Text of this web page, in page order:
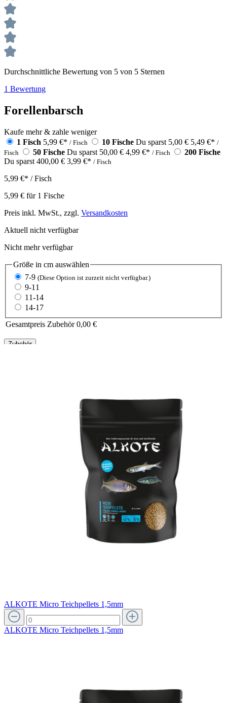
Durchschnittliche Bewertung von 5 von 5 Sternen
1 Bewertung
Forellenbarsch
Kaufe mehr & zahle weniger
1 Fisch 5,99 €* / Fisch 10 Fische Du sparst 5,00 € 5,49 €* /
Fisch
50 Fische Du sparst 50,00 € 4,99 €* / Fisch
200 Fische
Du sparst 400,00 € 3,99 €* / Fisch
5,99 €* / Fisch
5,99 € für 1 Fische
Preis inkl. MwSt., zzgl. Versandkosten
Aktuell nicht verfügbar
Nicht mehr verfügbar
Größe in cm auswählen
7-9 (Diese Option ist zurzeit nicht verfügbar.)
9-11
11-14
14-17
Gesamtpreis Zubehör 0,00 €
Zubehör
ALKOTE Micro Teichpellets 1,5mm
ALKOTE Micro Teichpellets 1,5mm